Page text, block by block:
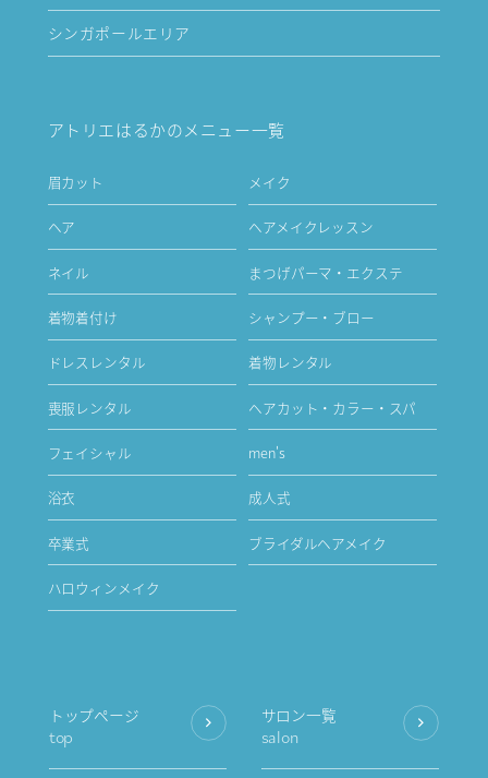
シンガポールエリア
アトリエはるかのメニュー一覧
眉カット メイク
ヘア ヘアメイクレッスン
ネイル まつげパーマ・エクステ
着物着付け シャンプー・ブロー
ドレスレンタル 着物レンタル
喪服レンタル ヘアカット・カラー・スパ
フェイシャル men's
浴衣 成人式
卒業式 ブライダルヘアメイク
ハロウィンメイク
トップページ
top
サロン一覧
salon